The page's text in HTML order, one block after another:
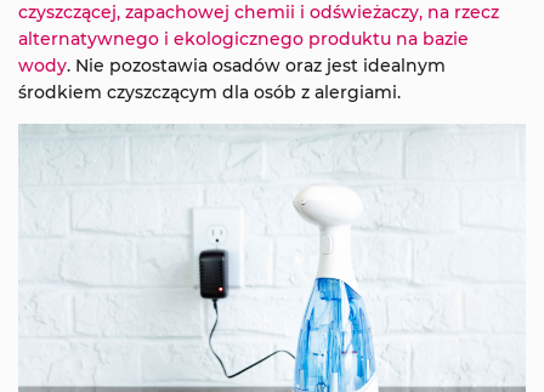
czyszczącej, zapachowej chemii i odświeżaczy, na rzecz
alternatywnego i ekologicznego produktu na bazie
wody. Nie pozostawia osadów oraz jest idealnym
środkiem czyszczącym dla osób z alergiami.